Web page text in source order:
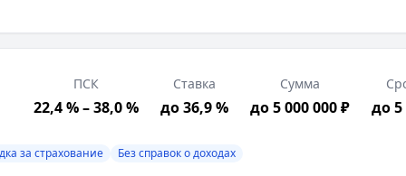
ПСК
22,4 % – 38,0 %
Ставка
до 36,9 %
Сумма
до 5 000 000 ₽ до 5
за страхование Без справок о доходах